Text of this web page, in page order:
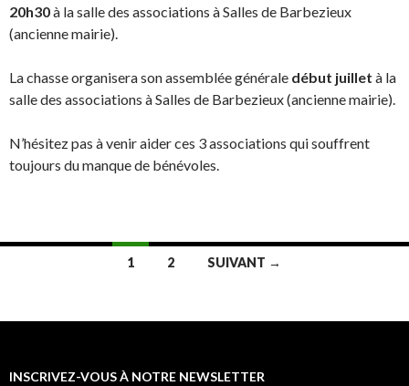
20h30à la salle des associations à Salles de Barbezieux
(ancienne mairie).
La chasse organisera son assemblée générale début juillet à la
salle des associations à Salles de Barbezieux (ancienne mairie).
N’hésitez pas à venir aider ces 3 associations qui souffrent
toujours du manque de bénévoles.
1 2 SUIVANT →
INSCRIVEZ-VOUS À NOTRE NEWSLETTER